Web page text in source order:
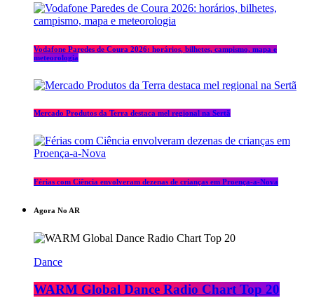
Vodafone Paredes de Coura 2026: horários, bilhetes, campismo, mapa e
meteorologia
Mercado Produtos da Terra destaca mel regional na Sertã
Férias com Ciência envolveram dezenas de crianças em Proença-a-Nova
Agora No AR
Dance
WARM Global Dance Radio Chart Top 20